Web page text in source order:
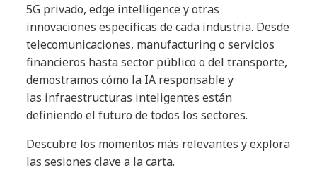
5G privado, edge intelligence y otras
innovaciones específicas de cada industria. Desde
telecomunicaciones, manufacturing o servicios
financieros hasta sector público o del transporte,
demostramos cómo la IA responsable y
las infraestructuras inteligentes están
definiendo el futuro de todos los sectores.
Descubre los momentos más relevantes y explora
las sesiones clave a la carta.